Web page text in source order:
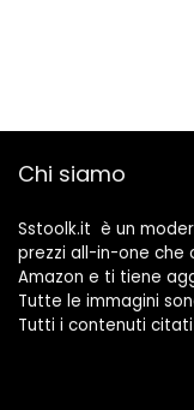
Chi siamo
Sstoolk.it è un
prezzi all-in-one che
Amazon e ti tiene
Tutte le immagini
Tutti i contenuti